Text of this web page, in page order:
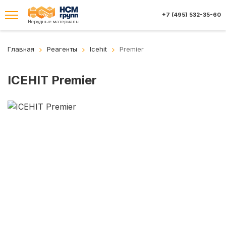
Нерудные материалы
+7 (495) 532-35-60
Главная Реагенты Icehit Premier
ICEHIT Premier